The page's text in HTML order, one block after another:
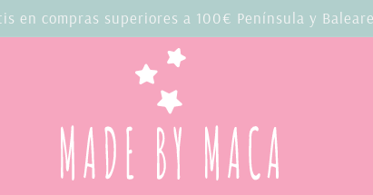
en compras superiores a 100€ Península y